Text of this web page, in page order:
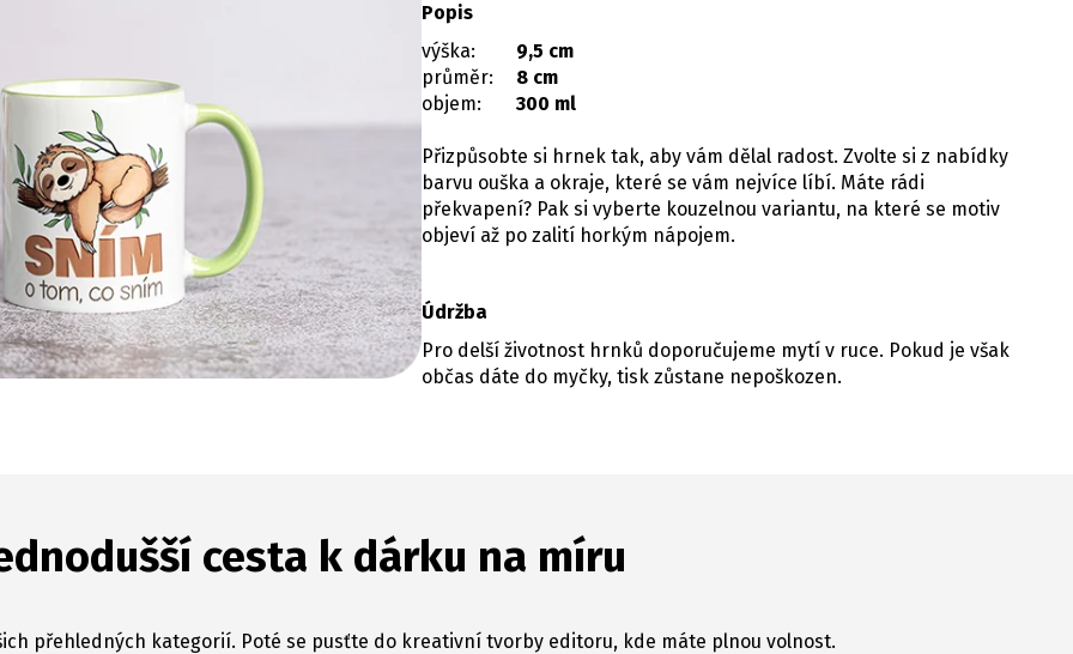
Popis
výška:
9,5 cm
průměr:
8 cm
objem:
300 ml
Přizpůsobte si hrnek tak, aby vám dělal radost. Zvolte si z nabídky
barvu ouška a okraje, které se vám nejvíce líbí. Máte rádi
překvapení? Pak si vyberte kouzelnou variantu, na které se motiv
objeví až po zalití horkým nápojem.
Údržba
Pro delší životnost hrnků doporučujeme mytí v ruce. Pokud je však
občas dáte do myčky, tisk zůstane nepoškozen.
cesta k dárku na míru
přehledných kategorií. Poté se pusťte do kreativní tvorby editoru, kde máte plnou volnost.